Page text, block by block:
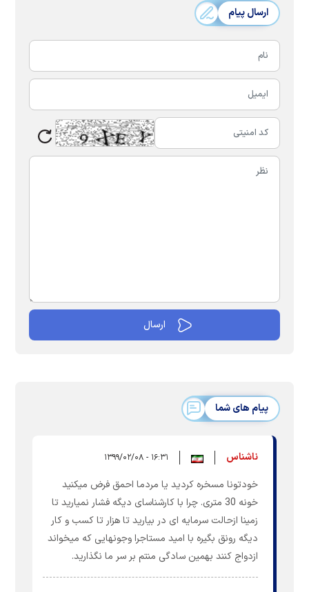
ارسال پیام
پیام های شما
ناشناس ۱۶:۳۱ - ۱۳۹۹/۰۲/۰۸
خودتونا مسخره کردید یا مردما احمق فرض میکنید
خونه 30 متری. چرا با کارشناسای دیگه فشار نمیارید تا
زمینا ازحالت سرمایه ای در بیارید تا هزار تا کسب و کار
دیگه رونق بگیره با امید مستاجرا وجونهایی که میخواند
ازدواج کنند بهمین سادگی منتم بر سر ما نگذارید.